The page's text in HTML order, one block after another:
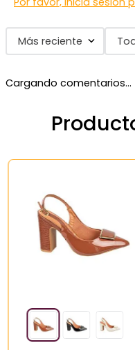
Más reciente
Cargando comentarios…